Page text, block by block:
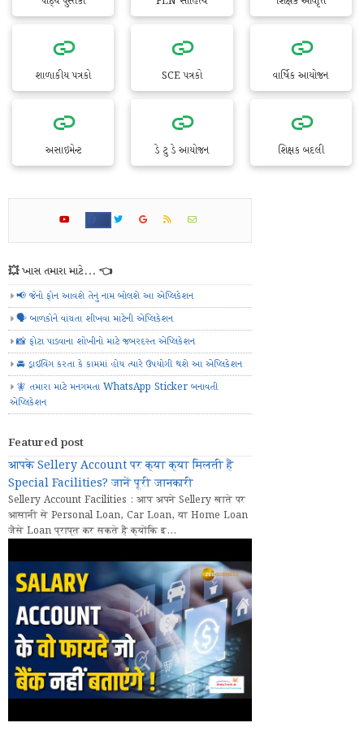
શાળાકીય પત્રકો SCE પત્રકો વાર્ષિક આયોજન
અસાઇમેન્ટ ડે ટુ ડે આયોજન શિક્ષક બદલી
💥 ખાસ તમારા માટે... 👈
📢 જેનો ફોન આવશે તેનું નામ બોલશે આ એપ્લિકેશન
🗣️ બાળકોને વાંચતા શીખવા માટેની એપ્લિકેશન
📸 ફોટા પાડવાના શોખીનો માટે જબરદસ્ત એપ્લિકેશન
🚘 ડ્રાઈવિંગ કરતા કે કામમાં હોય ત્યારે ઉપયોગી થશે આ એપ્લિકેશન
🧚 તમારા માટે મનગમતા WhatsApp Sticker બનાવતી
એપ્લિકેશન
Featured post
आपके Sellery Account पर क्या क्या मिलती हैं
Special Facilities? जानें पूरी जानकारी
Sellery Account Facilities : आप अपने Sellery खाते पर
आसानी से Personal Loan, Car Loan, या Home Loan
जैसे Loan प्राप्त कर सकते हैं क्योंकि इ...